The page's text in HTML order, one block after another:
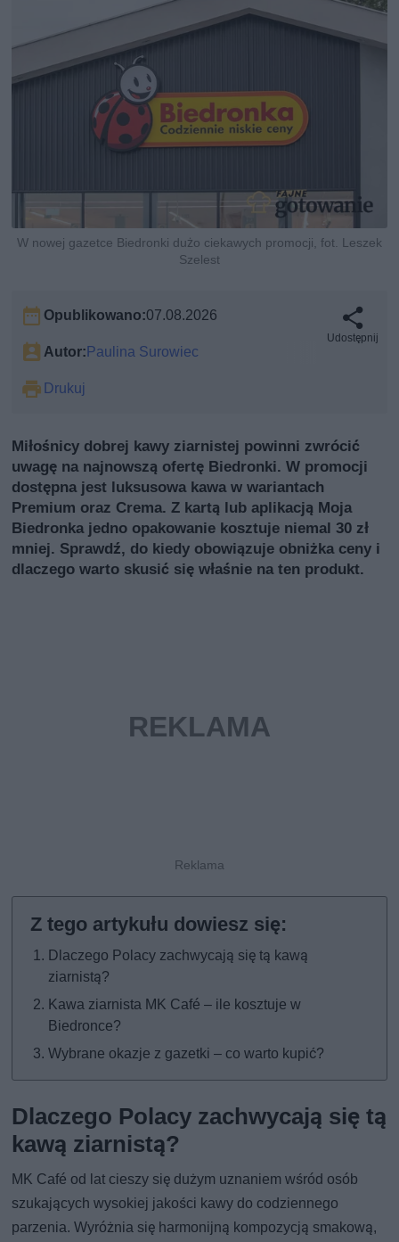
W nowej gazetce Biedronki dużo ciekawych promocji, fot. Leszek
Szelest
Opublikowano:07.08.2026
Autor: Paulina Surowiec
Drukuj
Udostępnij
Miłośnicy dobrej kawy ziarnistej powinni zwrócić
uwagę na najnowszą ofertę Biedronki. W promocji
dostępna jest luksusowa kawa w wariantach
Premium oraz Crema. Z kartą lub aplikacją Moja
Biedronka jedno opakowanie kosztuje niemal 30 zł
mniej. Sprawdź, do kiedy obowiązuje obniżka ceny i
dlaczego warto skusić się właśnie na ten produkt.
Dlaczego Polacy zachwycają się tą kawą
ziarnistą?
Kawa ziarnista MK Café – ile kosztuje w
Biedronce?
Wybrane okazje z gazetki – co warto kupić?
Dlaczego Polacy zachwycają się tą
kawą ziarnistą?
MK Café od lat cieszy się dużym uznaniem wśród osób
szukających wysokiej jakości kawy do codziennego
parzenia. Wyróżnia się harmonijną kompozycją smakową,